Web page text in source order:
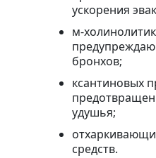
ускорения
м-
бронхов;
ксантиновых
удушья;
средств.